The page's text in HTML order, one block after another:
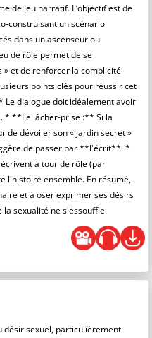
de jeu narratif. L’objectif est de
construisant un scénario
dans un ascenseur ou
de rôle permet de se
» et de renforcer la complicité
points clés pour réussir cet
dialogue doit idéalement avoir
* **Le lâcher-prise :** Si la
de dévoiler son « jardin secret »
de passer par **l'écrit**. *
à tour de rôle (par
l'histoire ensemble. En résumé,
et à oser exprimer ses désirs
sexualité ne s'essouffle.
désir sexuel, particulièrement